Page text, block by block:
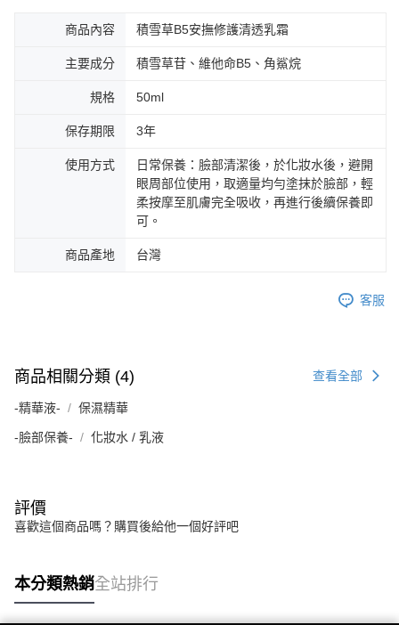
商品內容 積雪草B5安撫修護清透乳霜
主要成分 積雪草苷、維他命B5、角鯊烷
規格 50ml
保存期限 3年
使用方式
日常保養：臉部清潔後，於化妝水後，避開
眼周部位使用，取適量均勻塗抹於臉部，輕
柔按摩至肌膚完全吸收，再進行後續保養即
可。
商品產地 台灣
客服
商品相關分類 (4) 查看全部
-精華液- 保濕精華
-臉部保養- 化妝水 / 乳液
評價
喜歡這個商品嗎？購買後給他一個好評吧
本分類熱銷全站排行